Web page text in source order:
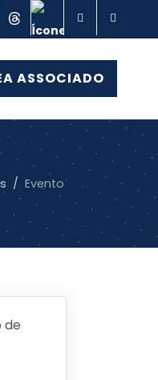
YouTubeThreads TikTok
ASSOCIADO
Evento
de